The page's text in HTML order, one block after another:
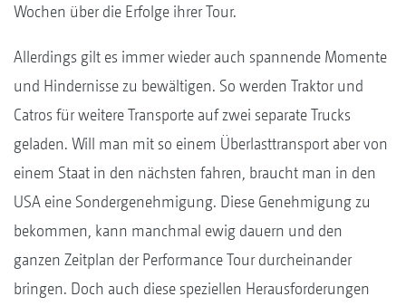
Wochen über die Erfolge ihrer Tour.
Allerdings gilt es immer wieder auch spannende Momente
und Hindernisse zu bewältigen. So werden Traktor und
Catros für weitere Transporte auf zwei separate Trucks
geladen. Will man mit so einem Überlasttransport aber von
einem Staat in den nächsten fahren, braucht man in den
USA eine Sondergenehmigung. Diese Genehmigung zu
bekommen, kann manchmal ewig dauern und den
ganzen Zeitplan der Performance Tour durcheinander
bringen. Doch auch diese speziellen Herausforderungen